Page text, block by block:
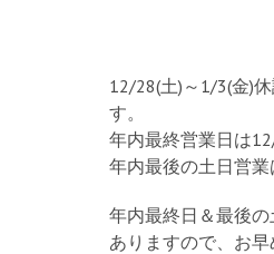
12/28(土)～1/3(金)
す。
年内最終営業日は
年内最後の土日営業
年内最終日＆最後
ありますので、お